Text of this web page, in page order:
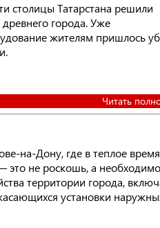
столицы Татарстана решили
города. Уже
жителям пришлось
Читать
на-Дону, где в теплое время
это не роскошь, а
территории города,
установки